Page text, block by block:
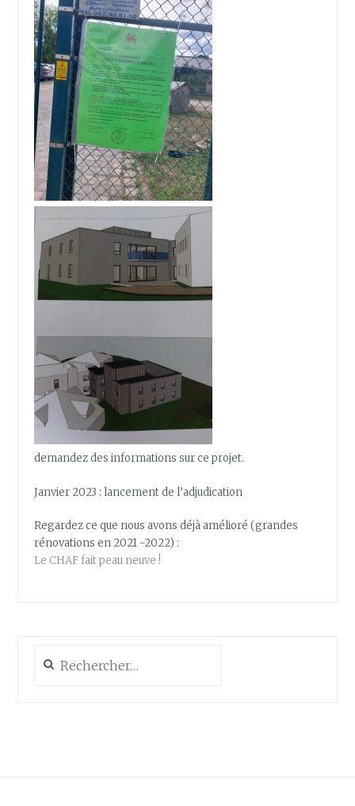
demandez des informations sur ce projet.
Janvier 2023 : lancement de l’adjudication
Regardez ce que nous avons déjà amélioré (grandes
rénovations en 2021 -2022) :
Le CHAF fait peau neuve !